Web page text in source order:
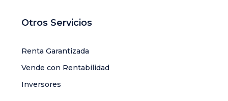
Otros Servicios
Renta Garantizada
Vende con Rentabilidad
Inversores